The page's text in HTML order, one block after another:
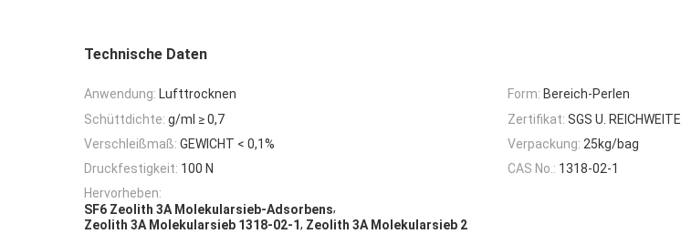
Technische Daten
Anwendung: Lufttrocknen Form: Bereich-Perlen
Schüttdichte: g/ml ≥ 0,7 Zertifikat: SGS U. REICHWEITE
Verschleißmaß: GEWICHT < 0,1% Verpackung: 25kg/bag
Druckfestigkeit: 100 N CAS No.: 1318-02-1
Hervorheben:
SF6 Zeolith 3A Molekularsieb-Adsorbens,
Zeolith 3A Molekularsieb 1318-02-1, Zeolith 3A Molekularsieb 2